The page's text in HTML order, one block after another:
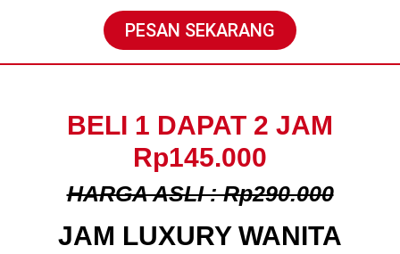
PESAN SEKARANG
BELI 1 DAPAT 2 JAM
Rp145.000
HARGA ASLI : Rp290.000
JAM LUXURY WANITA